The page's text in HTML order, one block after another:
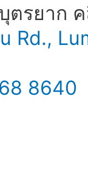
ตรยาก
Rd.,
8640